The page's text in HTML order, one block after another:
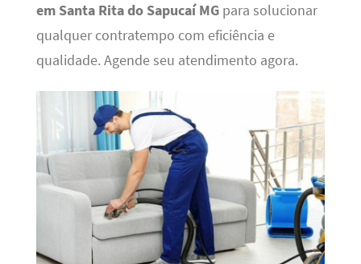
em Santa Rita do Sapucaí MGpara solucionar
qualquer contratempo com eficiência e
qualidade. Agende seu atendimento agora.